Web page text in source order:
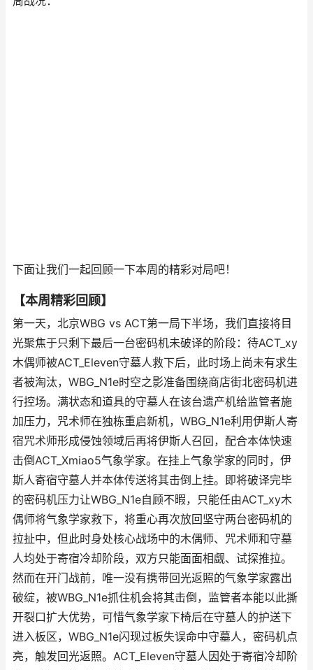
下面让我们一起回顾一下本周的精彩对局吧！
【本周精彩回顾】
第一天，北京WBG vs ACT第一局下半场，我们直接将目
光聚焦于只剩下最后一台密码机未破译的阶段：待ACT_xy
木偶师被ACT_Eleven守墓人救下后，此时场上尚未有求生
者被淘汰，WBG_N1e时空之影准备围绕商店街北密码机进
行控场。满状态和道具的守墓人在该台遗产机给监管者施
加压力，咒术师在独栋重启新机，WBG_N1e利用伊斯人寄
宿咒术师形成侵蚀领域后再将伊斯人召回，配合本体快速
击倒ACT_Xmiao5气象学家。在挂上气象学家的同时，伊
斯人寄宿守墓人并本体传送将其击倒上挂。即将破译完毕
的密码机压力让WBG_N1e自顾不暇，只能任由ACT_xy木
偶师将气象学家救下，将重心再次放回坚守两台密码机的
拉扯中，但此时身处核心战场中的木偶师、咒术师和守墓
人均处于寄宿冷却阶段，双方只能面面相觑、试探推拉。
然而在开门战前，唯一没有携带回光返照的气象学家露出
破绽，被WBG_N1e抓住机会将其击倒，监管者本能以此撕
开裂口扩大优势，可惜气象学家下椅后在守墓人的护送下
进入板区，WBG_N1e闪现过板失误命中守墓人，密码机点
亮，触发回光返照。ACT_Eleven守墓人因处于寄宿冷却阶